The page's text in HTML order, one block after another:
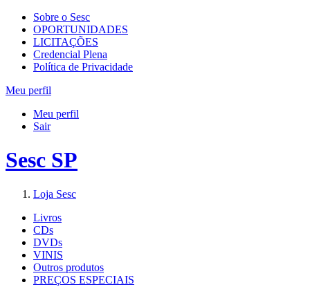
Sobre o Sesc
OPORTUNIDADES
LICITAÇÕES
Credencial Plena
Política de Privacidade
Meu perfil
Meu perfil
Sair
Sesc SP
Loja Sesc
Livros
CDs
DVDs
VINIS
Outros produtos
PREÇOS ESPECIAIS